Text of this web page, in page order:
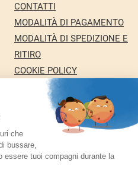
CONTATTI
MODALITÀ DI PAGAMENTO
MODALITÀ DI SPEDIZIONE E
RITIRO
COOKIE POLICY
INFORMATIVA PRIVACY
dei Dottori Marco e
72 24068 Seriate (BG)
| P.Iva: 03258590169 |